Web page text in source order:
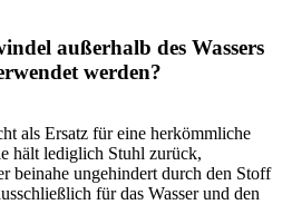
außerhalb des Wassers
werden?
als Ersatz für eine herkömmliche
hält lediglich Stuhl zurück,
beinahe ungehindert durch den Stoff
für das Wasser und den